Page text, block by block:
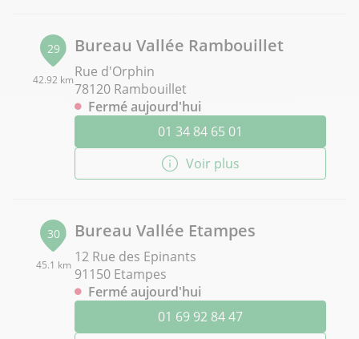
29
42.92 km
Bureau Vallée Rambouillet
Rue d'Orphin
78120 Rambouillet
Fermé aujourd'hui
01 34 84 65 01
Voir plus
30
45.1 km
Bureau Vallée Etampes
12 Rue des Epinants
91150 Etampes
Fermé aujourd'hui
01 69 92 84 47